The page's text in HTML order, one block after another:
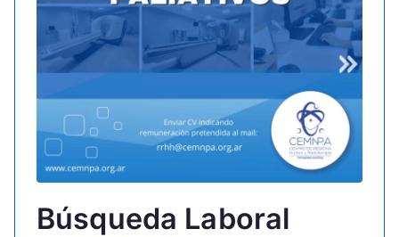
Búsqueda Laboral